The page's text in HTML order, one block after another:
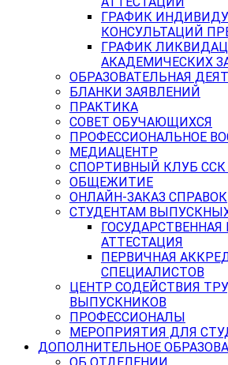
ГРАФИК
КОНСУЛЬТАЦИЙ
ГРАФИК
АКАДЕМИЧЕСКИХ
ОБРАЗОВАТЕЛЬНАЯ
БЛАНКИ ЗАЯВЛЕНИЙ
ПРАКТИКА
СОВЕТ ОБУЧАЮЩИХСЯ
ПРОФЕССИОНАЛЬНОЕ
МЕДИАЦЕНТР
СПОРТИВНЫЙ КЛУБ ССК
ОБЩЕЖИТИЕ
ОНЛАЙН-ЗАКАЗ СПРАВОК
СТУДЕНТАМ
ГОСУДАРСТВЕННАЯ
АТТЕСТАЦИЯ
ПЕРВИЧНАЯ
СПЕЦИАЛИСТОВ
ЦЕНТР СОДЕЙСТВИЯ
ВЫПУСКНИКОВ
ПРОФЕССИОНАЛЫ
МЕРОПРИЯТИЯ ДЛЯ
ДОПОЛНИТЕЛЬНОЕ